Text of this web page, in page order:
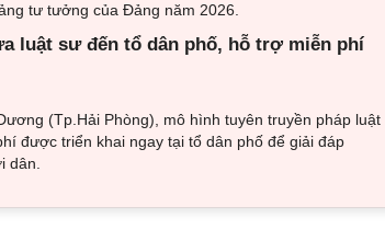
tư tưởng của Đảng năm 2026.
luật sư đến tổ dân phố, hỗ trợ miễn phí
(Tp.Hải Phòng), mô hình tuyên truyền pháp luật
được triển khai ngay tại tổ dân phố để giải đáp
dân.